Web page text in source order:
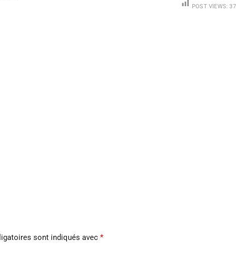
POST VIEWS:
sont indiqués avec *